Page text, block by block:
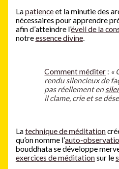
Lapatienceet la minutie des
nécessaires pour apprendre
afin d’atteindre l’éveil de la
notreessence divine.
Comment méditer : «
rendu silencieux de
pas réellement en
il clame, crie et se
Latechnique de méditation
qu’on nomme l’auto-
bouddhata se développe
exercices de méditationsur le